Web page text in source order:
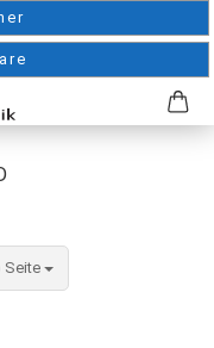
Seite